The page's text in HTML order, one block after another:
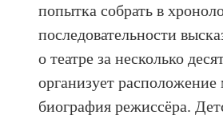
попытка собрать в
последовательности
о театре за несколько
организует расположение
биография режиссёра.